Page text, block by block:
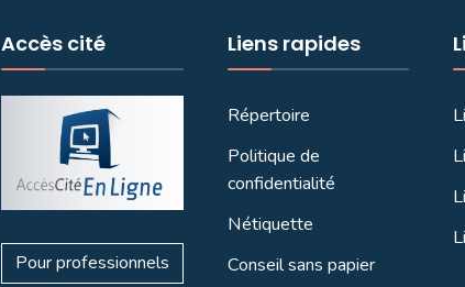
Accès cité
Pour professionnels
Liens rapides
Répertoire
Politique de
confidentialité
Nétiquette
Conseil sans papier